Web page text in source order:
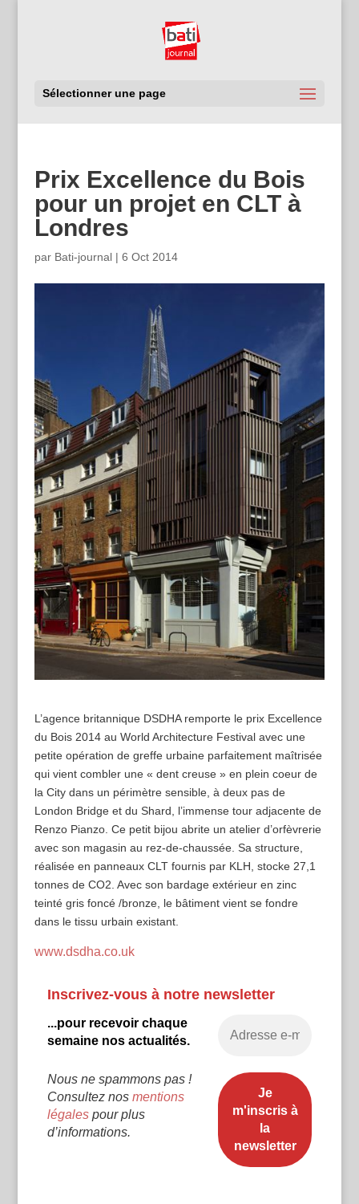
Sélectionner une page
Prix Excellence du Bois
pour un projet en CLT à
Londres
par Bati-journal| 6 Oct 2014
L’agence britannique DSDHA remporte le prix Excellence
du Bois 2014 au World Architecture Festival avec une
petite opération de greffe urbaine parfaitement maîtrisée
qui vient combler une « dent creuse » en plein coeur de
la City dans un périmètre sensible, à deux pas de
London Bridge et du Shard, l’immense tour adjacente de
Renzo Pianzo. Ce petit bijou abrite un atelier d’orfèvrerie
avec son magasin au rez-de-chaussée. Sa structure,
réalisée en panneaux CLT fournis par KLH, stocke 27,1
tonnes de CO2. Avec son bardage extérieur en zinc
teinté gris foncé /bronze, le bâtiment vient se fondre
dans le tissu urbain existant.
www.dsdha.co.uk
Inscrivez-vous à notre newsletter
...pour recevoir chaque
semaine nos actualités.
Nous ne spammons pas !
Consultez nos mentions
légalespour plus
d’informations.